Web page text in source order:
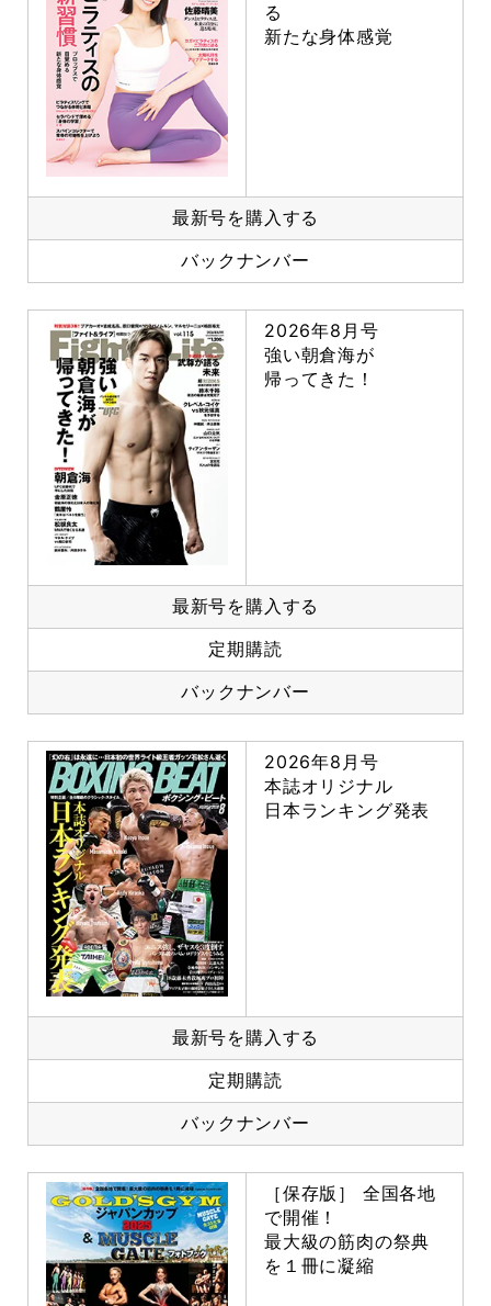
る
新たな身体感覚
最新号を購入する
バックナンバー
2026年8月号
強い朝倉海が
帰ってきた！
最新号を購入する
定期購読
バックナンバー
2026年8月号
本誌オリジナル
日本ランキング発表
最新号を購入する
定期購読
バックナンバー
［保存版］ 全国各地
で開催！
最大級の筋肉の祭典
を１冊に凝縮